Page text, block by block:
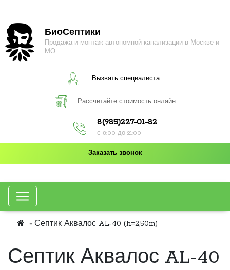
БиоСептики
Продажа и монтаж автономной канализации в Москве и
МО
Вызвать специалиста
Рассчитайте стоимость онлайн
8(985)227-01-82
с 8:00 до 21:00
Заказать звонок
Септик Аквалос AL-40 (h=2,50m)
Септик Аквалос AL-40